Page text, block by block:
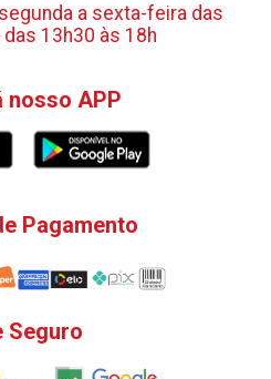
a sexta-feira das
13h30 às 18h
nosso APP
Pagamento
Seguro